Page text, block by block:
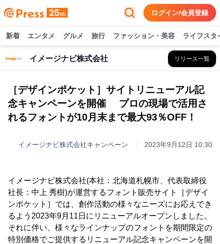
ログイン/会員登録
新着 エンタメ グルメ 旅行 ファッション・美容 ライフスタ
イメージナビ株式会社 リリース一覧
［デザインポケット］サイトリニューアル記
念キャンペーンを開催 プロの現場で活用さ
れるフォントが10月末まで最大93％OFF！
イメージナビ株式会社キャンペーン 2023年9月12日 10:30
イメージナビ株式会社(本社：北海道札幌市、代表取締役
社長：中上 秀樹)が運営するフォント販売サイト［デザイ
ンポケット］では、創作活動の様々なニーズにお応えでき
るよう2023年9月11日にリニューアルオープンしました。
それに伴い、様々なラインナップのフォントを期間限定の
特別価格でご提供するリニューアル記念キャンペーンを開